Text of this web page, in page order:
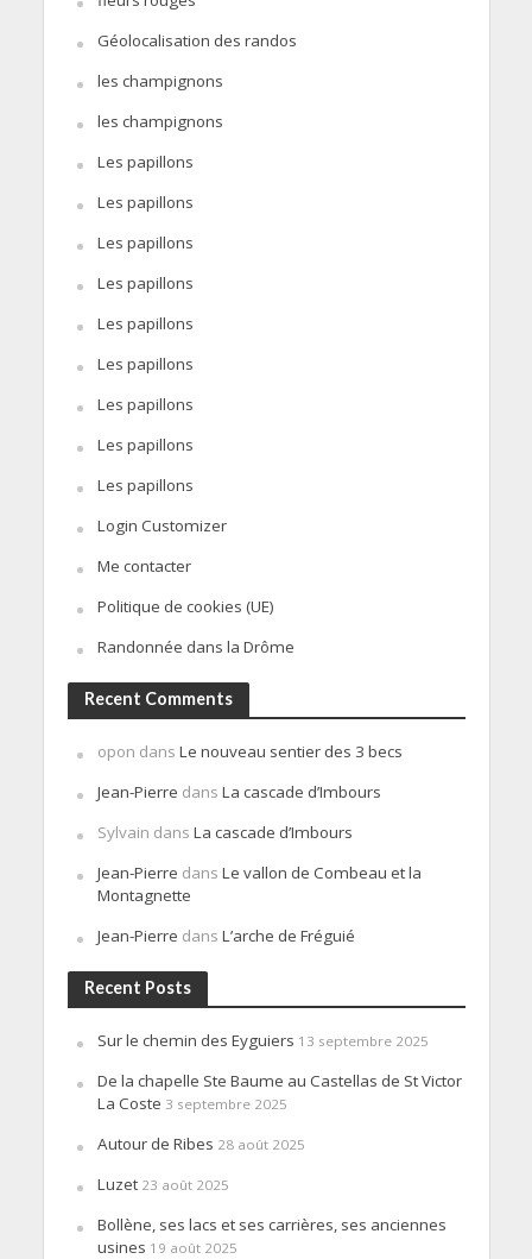
Géolocalisation des randos
les champignons
les champignons
Les papillons
Les papillons
Les papillons
Les papillons
Les papillons
Les papillons
Les papillons
Les papillons
Les papillons
Login Customizer
Me contacter
Politique de cookies (UE)
Randonnée dans la Drôme
Recent Comments
opon dans Le nouveau sentier des 3 becs
Jean-Pierre dans La cascade d’Imbours
Sylvain dans La cascade d’Imbours
Jean-Pierre dans Le vallon de Combeau et la
Montagnette
Jean-Pierre dans L’arche de Fréguié
Recent Posts
Sur le chemin des Eyguiers 13 septembre 2025
De la chapelle Ste Baume au Castellas de St Victor
La Coste 3 septembre 2025
Autour de Ribes 28 août 2025
Luzet 23 août 2025
Bollène, ses lacs et ses carrières, ses anciennes
usines 19 août 2025